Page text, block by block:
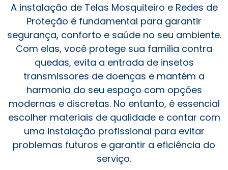
A instalação de Telas Mosquiteiro e Redes de
Proteção é fundamental para garantir
segurança, conforto e saúde no seu ambiente.
Com elas, você protege sua família contra
quedas, evita a entrada de insetos
transmissores de doenças e mantém a
harmonia do seu espaço com opções
modernas e discretas. No entanto, é essencial
escolher materiais de qualidade e contar com
uma instalação profissional para evitar
problemas futuros e garantir a eficiência do
serviço.